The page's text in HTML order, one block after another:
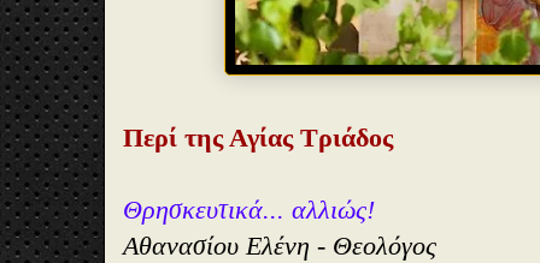
Περί της Αγίας Τριάδος
Θρησκευτικά... αλλιώς!
Αθανασίου Ελένη - Θεολόγος